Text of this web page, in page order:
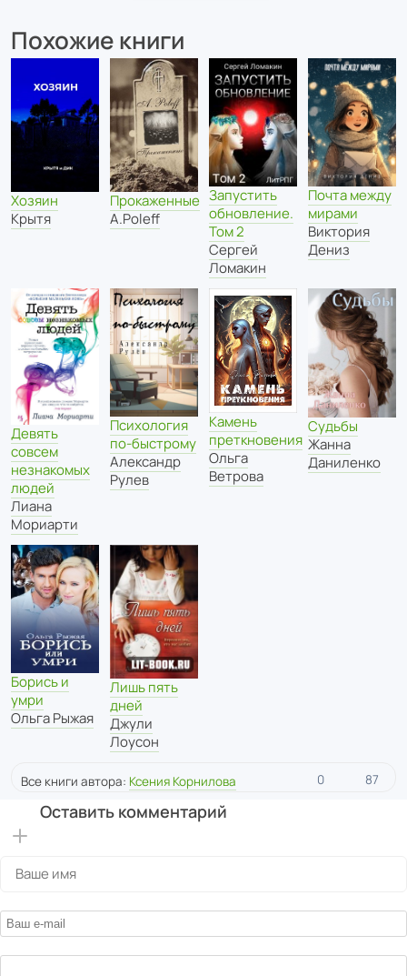
Похожие книги
Хозяин
Крытя
Прокаженные
A.Poleff
Запустить
обновление.
Том 2
Сергей
Ломакин
Почта между
мирами
Виктория
Дениз
Девять
совсем
незнакомых
людей
Лиана
Мориарти
Психология
по-быстрому
Александр
Рулев
Камень
преткновения
Ольга
Ветрова
Судьбы
Жанна
Даниленко
Борись и
умри
Ольга Рыжая
Лишь пять
дней
Джули
Лоусон
Все книги автора: Ксения Корнилова 0 87
Оставить комментарий